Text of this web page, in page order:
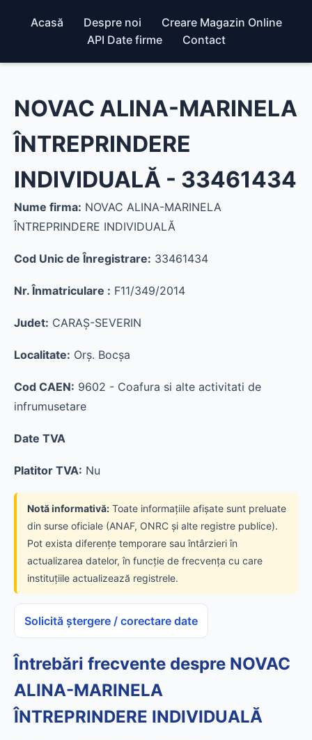
Acasă Despre noi
Creare Magazin Online
API Date firme
Contact
NOVAC ALINA-MARINELA
ÎNTREPRINDERE
INDIVIDUALĂ - 33461434
Nume firma: NOVAC ALINA-MARINELA
ÎNTREPRINDERE INDIVIDUALĂ
Cod Unic de Înregistrare: 33461434
Nr. Înmatriculare : F11/349/2014
Judet: CARAŞ-SEVERIN
Localitate: Orş. Bocşa
Cod CAEN: 9602 - Coafura si alte activitati de
infrumusetare
Date TVA
Platitor TVA: Nu
Notă informativă: Toate informațiile afișate sunt preluate
din surse oficiale (ANAF, ONRC și alte registre publice).
Pot exista diferențe temporare sau întârzieri în
actualizarea datelor, în funcție de frecvența cu care
instituțiile actualizează registrele.
Solicită ștergere / corectare date
Întrebări frecvente despre NOVAC
ALINA-MARINELA
ÎNTREPRINDERE INDIVIDUALĂ